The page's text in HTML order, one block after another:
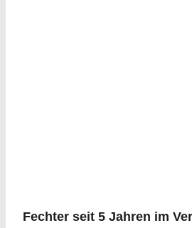
Fechter seit 5 Jahren im